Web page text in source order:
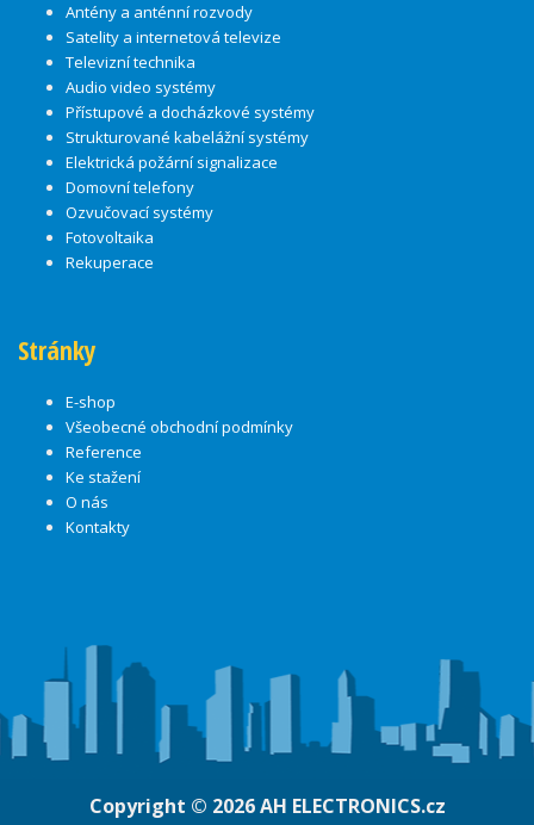
Antény a anténní rozvody
Satelity a internetová televize
Televizní technika
Audio video systémy
Přístupové a docházkové systémy
Strukturované kabelážní systémy
Elektrická požární signalizace
Domovní telefony
Ozvučovací systémy
Fotovoltaika
Rekuperace
Stránky
E-shop
Všeobecné obchodní podmínky
Reference
Ke stažení
O nás
Kontakty
Copyright © 2026AH ELECTRONICS.cz